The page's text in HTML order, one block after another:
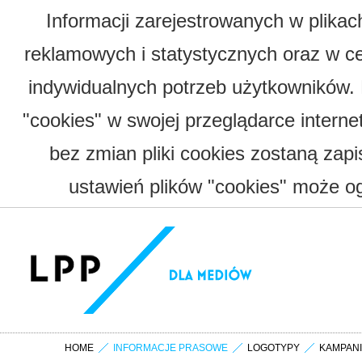
Informacji zarejestrowanych w
reklamowych i statystycznych oraz w
indywidualnych potrzeb
"cookies" w swojej przeglądarce
bez zmian pliki cookies zostaną
ustawień plików "cookies" może
HOME INFORMACJE PRASOWE LOGOTYPY